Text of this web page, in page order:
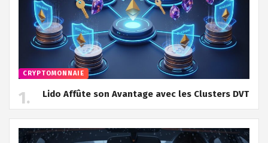
CRYPTOMONNAIE
Lido Affûte son Avantage avec les Clusters DVT